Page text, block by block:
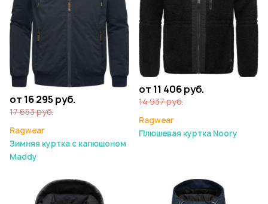
от 16 295 руб.
17 653 руб.
Ragwear
Зимняя куртка с капюшоном
Maddy
от 11 406 руб.
14 937 руб.
Ragwear
Плюшевая куртка Noory